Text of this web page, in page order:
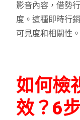
影音內容，借勢
度。這種即時行
可見度和相關性。
如何檢
效？6